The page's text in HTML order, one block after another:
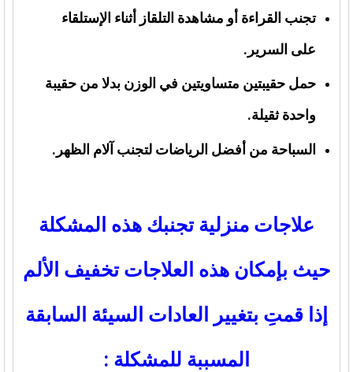
تجنب القراءة أو مشاهدة التلقاز أثناء الإستلقاء
على السرير.
حمل حقيبتين متساويتين في الوزن بدلا من حقيبة
واحدة ثقيلة.
السباحة من أفضل الرياضات لتجنب آلام الظهر.
علاجات منزلية تجنبك هذه المشكلة
حيث بإمكان هذه العلاجات تخفيف الألم
إذا قمتِ بتغيير العادات السيئة السابقة
المسببة للمشكلة :